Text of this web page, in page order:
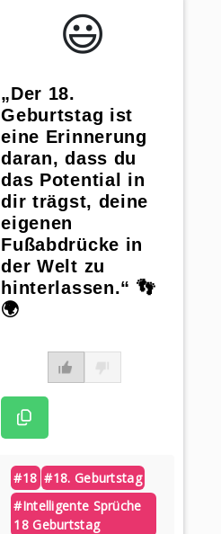
😃️
„Der 18.
Geburtstag ist
eine Erinnerung
daran, dass du
das Potential in
dir trägst, deine
eigenen
Fußabdrücke in
der Welt zu
hinterlassen.“ 👣
🌍
#18 #18. Geburtstag
#intelligente Sprüche
18 Geburtstag